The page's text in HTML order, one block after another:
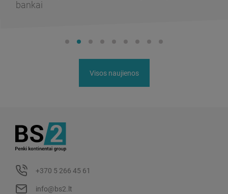
bankai
Visos naujienos
+370 5 266 45 61
info@bs2.lt